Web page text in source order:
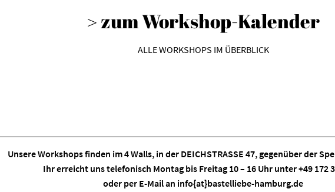
können
auf
> zum Workshop-Kalender
ALLE WORKSHOPS IM ÜBERBLICK
Unsere Workshops finden im4 Walls, in der DEICHSTRASSE 47, gegenüber der
Ihr erreicht uns telefonisch Montag bis Freitag 10 – 16 Uhr unter +49 172
oder per E-Mail an info{at}bastelliebe-hamburg.de